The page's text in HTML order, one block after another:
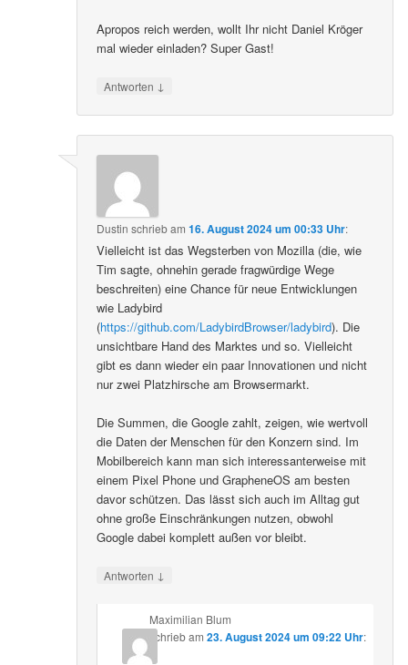
Apropos reich werden, wollt Ihr nicht Daniel Kröger
mal wieder einladen? Super Gast!
Antworten ↓
Dustin schriebam16. August 2024 um 00:33 Uhr:
Vielleicht ist das Wegsterben von Mozilla (die, wie
Tim sagte, ohnehin gerade fragwürdige Wege
beschreiten) eine Chance für neue Entwicklungen
wie Ladybird
(https://github.com/LadybirdBrowser/ladybird). Die
unsichtbare Hand des Marktes und so. Vielleicht
gibt es dann wieder ein paar Innovationen und nicht
nur zwei Platzhirsche am Browsermarkt.
Die Summen, die Google zahlt, zeigen, wie wertvoll
die Daten der Menschen für den Konzern sind. Im
Mobilbereich kann man sich interessanterweise mit
einem Pixel Phone und GrapheneOS am besten
davor schützen. Das lässt sich auch im Alltag gut
ohne große Einschränkungen nutzen, obwohl
Google dabei komplett außen vor bleibt.
Antworten ↓
Maximilian Blum
schriebam 23. August 2024 um 09:22 Uhr: